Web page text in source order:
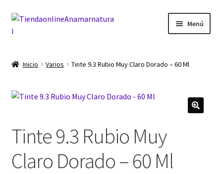
Ir
a
Ir
al
Menú
Carrito
Finalizar compra
Mi cuenta
Inicio Varios Tinte 9.3 Rubio Muy Claro Dorado – 60 Ml
Tinte 9.3 Rubio Muy
Claro Dorado – 60 Ml